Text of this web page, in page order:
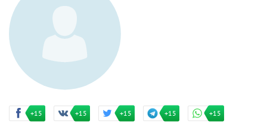
+15 +15 +15 +15 +15